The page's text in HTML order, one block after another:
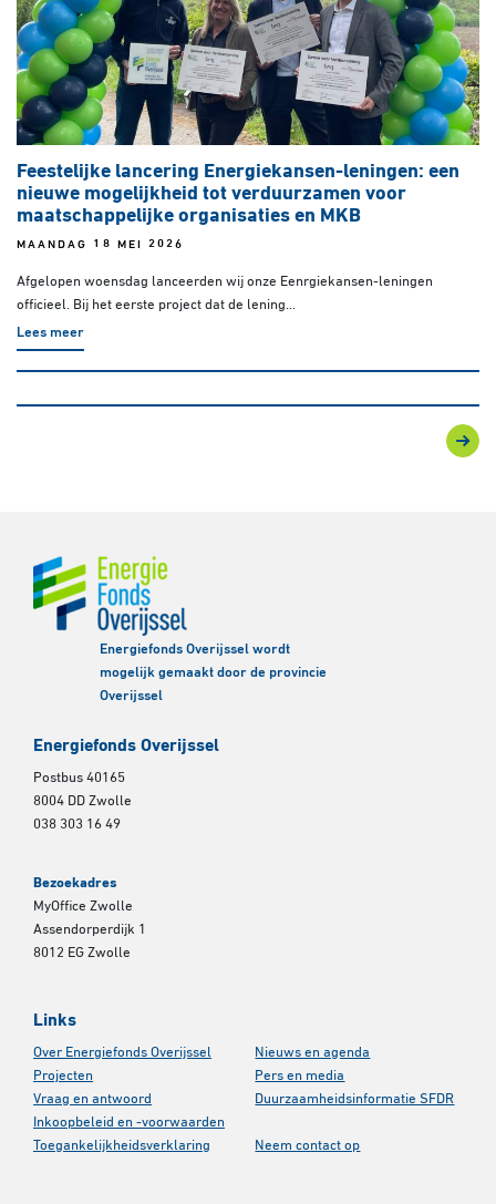
Feestelijke lancering Energiekansen-leningen: een
nieuwe mogelijkheid tot verduurzamen voor
maatschappelijke organisaties en MKB
MAANDAG 18 MEI 2026
Afgelopen woensdag lanceerden wij onze Eenrgiekansen-leningen
officieel. Bij het eerste project dat de lening...
Lees meer
Energiefonds Overijssel wordt
mogelijk gemaakt door de provincie
Overijssel
Energiefonds Overijssel
Postbus 40165
8004 DD Zwolle
038 303 16 49
Bezoekadres
MyOffice Zwolle
Assendorperdijk 1
8012 EG Zwolle
Links
Over Energiefonds Overijssel
Nieuws en agenda
Projecten
Pers en media
Vraag en antwoord
Duurzaamheidsinformatie SFDR
Inkoopbeleid en -voorwaarden
Toegankelijkheidsverklaring
Neem contact op